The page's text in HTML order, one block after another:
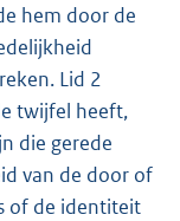
hem door de
Lid 2
twijfel heeft,
die gerede
van de door of
of de identiteit